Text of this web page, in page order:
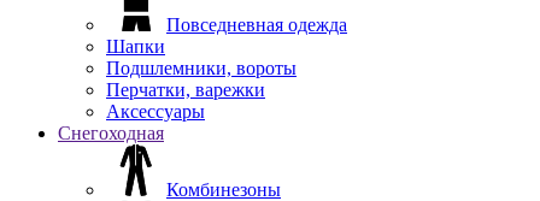
Повседневная одежда
Шапки
Подшлемники, вороты
Перчатки, варежки
Аксессуары
Снегоходная
Комбинезоны